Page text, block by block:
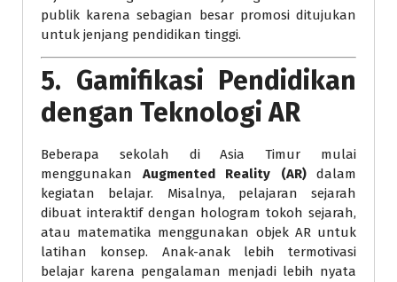
publik karena sebagian besar promosi ditujukan
untuk jenjang pendidikan tinggi.
5. Gamifikasi Pendidikan
dengan Teknologi AR
Beberapa sekolah di Asia Timur mulai
menggunakan Augmented Reality (AR)dalam
kegiatan belajar. Misalnya, pelajaran sejarah
dibuat interaktif dengan hologram tokoh sejarah,
atau matematika menggunakan objek AR untuk
latihan konsep. Anak-anak lebih termotivasi
belajar karena pengalaman menjadi lebih nyata